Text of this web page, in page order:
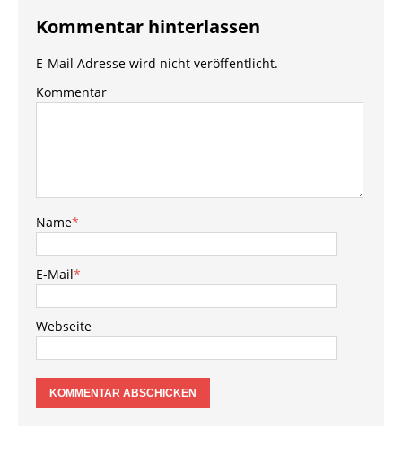
Kommentar hinterlassen
E-Mail Adresse wird nicht veröffentlicht.
Kommentar
Name*
E-Mail*
Webseite